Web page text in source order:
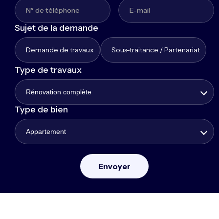
Sujet de la demande
Demande de travaux Sous-traitance / Partenariat
Type de travaux
Rénovation complète
Type de bien
Appartement